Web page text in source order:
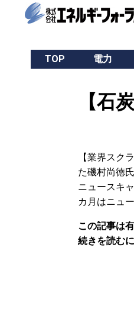
TOP 電力
【石
【業界スク
た磯村尚徳
ニュースキ
カ月はニュ
この記事は
続きを読む